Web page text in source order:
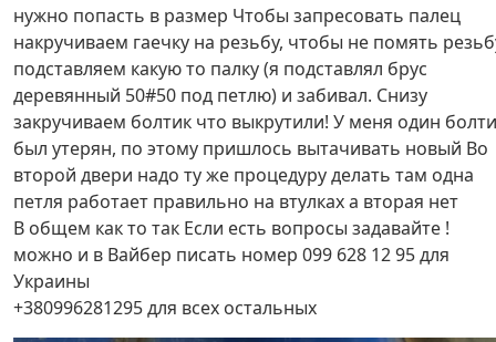
нужно попасть в размер Чтобы запресовать палец
накручиваем гаечку на резьбу, чтобы не помять
подставляем какую то палку (я подставлял брус
деревянный 50#50 под петлю) и забивал. Снизу
закручиваем болтик что выкрутили! У меня один
был утерян, по этому пришлось вытачивать новый Во
второй двери надо ту же процедуру делать там одна
петля работает правильно на втулках а вторая нет
В общем как то так Если есть вопросы задавайте !
можно и в Вайбер писать номер 099 628 12 95 для
Украины
+380996281295 для всех остальных